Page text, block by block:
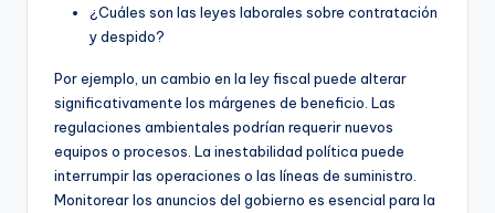
¿Cuáles son las leyes laborales sobre contratación
y despido?
Por ejemplo, un cambio en la ley fiscal puede alterar
significativamente los márgenes de beneficio. Las
regulaciones ambientales podrían requerir nuevos
equipos o procesos. La inestabilidad política puede
interrumpir las operaciones o las líneas de suministro.
Monitorear los anuncios del gobierno es esencial para la